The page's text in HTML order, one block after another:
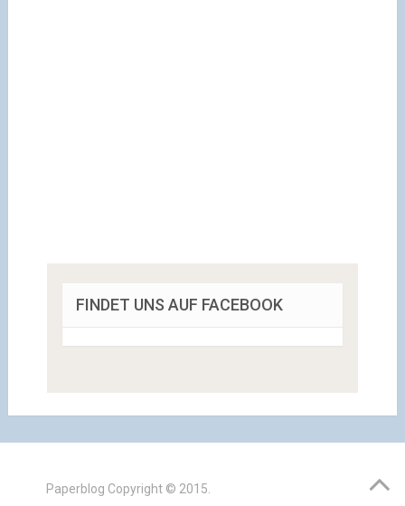
FINDET UNS AUF FACEBOOK
Paperblog Copyright © 2015.